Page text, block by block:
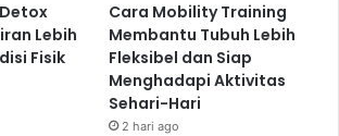
Lebih
Fisik
Cara Mobility Training
Membantu Tubuh Lebih
Fleksibel dan Siap
Menghadapi Aktivitas
Sehari-Hari
2 hari ago